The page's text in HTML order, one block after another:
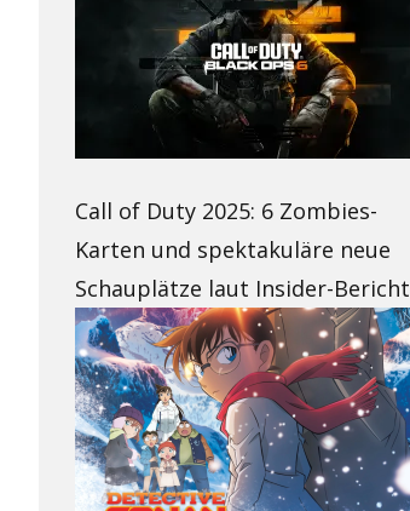
Call of Duty 2025: 6 Zombies-
Karten und spektakuläre neue
Schauplätze laut Insider-Bericht